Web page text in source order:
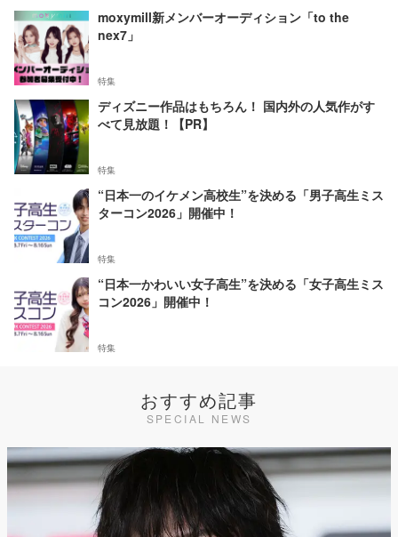
moxymill新メンバーオーディション「to the
nex7」
特集
ディズニー作品はもちろん！ 国内外の人気作がす
べて見放題！【PR】
特集
“日本一のイケメン高校生”を決める「男子高生ミス
ターコン2026」開催中！
特集
“日本一かわいい女子高生”を決める「女子高生ミス
コン2026」開催中！
特集
おすすめ記事
SPECIAL NEWS